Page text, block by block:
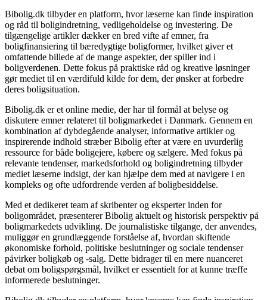
Bibolig.dk tilbyder en platform, hvor læserne kan finde inspiration
og råd til boligindretning, vedligeholdelse og investering. De
tilgængelige artikler dækker en bred vifte af emner, fra
boligfinansiering til bæredygtige boligformer, hvilket giver et
omfattende billede af de mange aspekter, der spiller ind i
boligverdenen. Dette fokus på praktiske råd og kreative løsninger
gør mediet til en værdifuld kilde for dem, der ønsker at forbedre
deres boligsituation.
Bibolig.dk er et online medie, der har til formål at belyse og
diskutere emner relateret til boligmarkedet i Danmark. Gennem en
kombination af dybdegående analyser, informative artikler og
inspirerende indhold stræber Bibolig efter at være en uvurderlig
ressource for både boligejere, købere og sælgere. Med fokus på
relevante tendenser, markedsforhold og boligindretning tilbyder
mediet læserne indsigt, der kan hjælpe dem med at navigere i en
kompleks og ofte udfordrende verden af boligbesiddelse.
Med et dedikeret team af skribenter og eksperter inden for
boligområdet, præsenterer Bibolig aktuelt og historisk perspektiv på
boligmarkedets udvikling. De journalistiske tilgange, der anvendes,
muliggør en grundlæggende forståelse af, hvordan skiftende
økonomiske forhold, politiske beslutninger og sociale tendenser
påvirker boligkøb og -salg. Dette bidrager til en mere nuanceret
debat om boligspørgsmål, hvilket er essentielt for at kunne træffe
informerede beslutninger.